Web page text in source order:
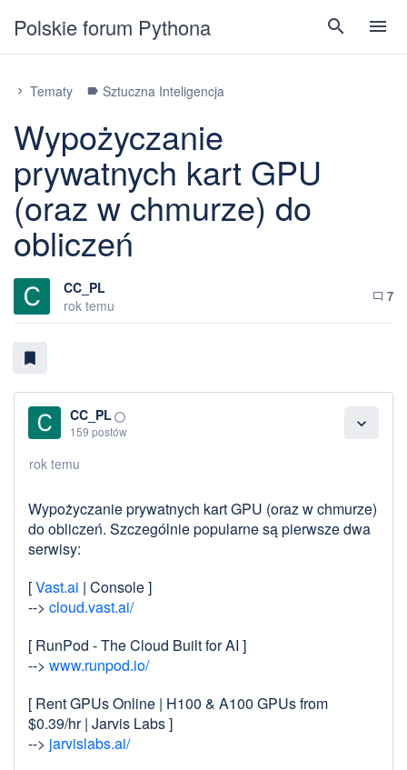
Polskie forum Pythona search menu
chevron_right Tematy label Sztuczna Inteligencja
Wypożyczanie
prywatnych kart GPU
(oraz w chmurze) do
obliczeń
CC_PL
rok temu
chat_bubble_outline 7
bookmark
expand_more
CC_PL panorama_fish_eye
159 postów
rok temu
Wypożyczanie prywatnych kart GPU (oraz w chmurze)
do obliczeń. Szczególnie popularne są pierwsze dwa
serwisy:
[Vast.ai | Console ]
--> cloud.vast.ai/
[ RunPod - The Cloud Built for AI ]
--> www.runpod.io/
[ Rent GPUs Online | H100 & A100 GPUs from
$0.39/hr | Jarvis Labs ]
--> jarvislabs.ai/